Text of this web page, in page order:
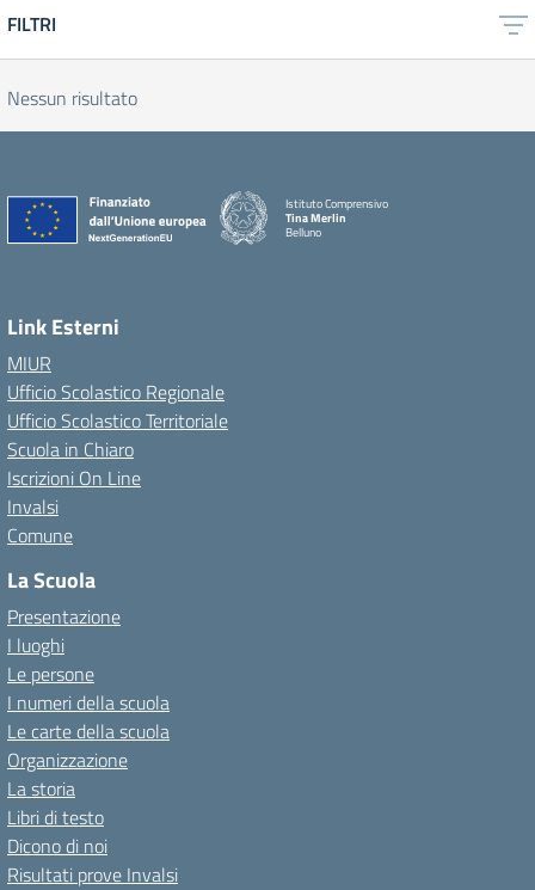
FILTRI
Nessun risultato
Istituto Comprensivo
Tina Merlin
Belluno
Link Esterni
MIUR
Ufficio Scolastico Regionale
Ufficio Scolastico Territoriale
Scuola in Chiaro
Iscrizioni On Line
Invalsi
Comune
La Scuola
Presentazione
I luoghi
Le persone
I numeri della scuola
Le carte della scuola
Organizzazione
La storia
Libri di testo
Dicono di noi
Risultati prove Invalsi